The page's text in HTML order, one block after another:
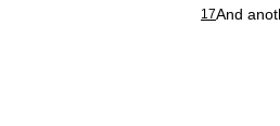
17And